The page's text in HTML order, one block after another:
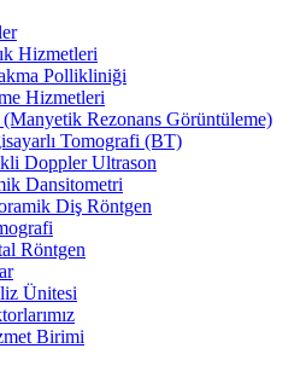
Hizmetleri
Pollikliniği
Hizmetleri
Rezonans Görüntüleme)
Tomografi (BT)
Doppler Ultrason
Dansitometri
Diş Röntgen
Röntgen
Ünitesi
Birimi